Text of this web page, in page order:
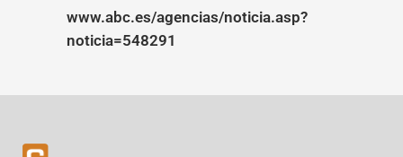
www.abc.es/agencias/noticia.asp?
noticia=548291